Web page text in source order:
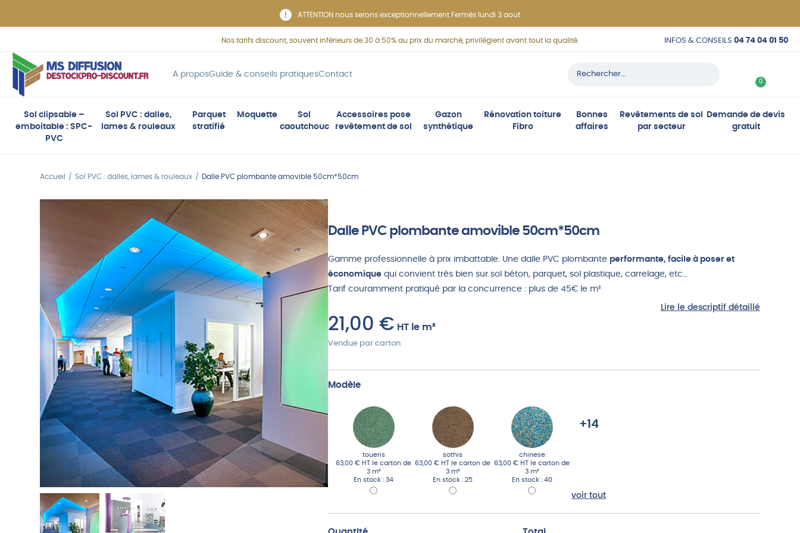
ATTENTION nous serons exceptionnellement Fermés lundi 3 aout
Nos tarifs discount, souvent inférieurs de 30 à 50% au prix du marché, privilégient avant tout la qualité. INFOS & CONSEILS 04 74 04 01 50
A proposGuide & conseils pratiquesContact Rechercher :
0
n
Sol clipsable –
emboitable : SPC-
PVC
Sol PVC : dalles,
lames & rouleaux
Parquet
stratifié
Moquette
Sol
caoutchouc
Accessoires pose
revêtement de sol
Gazon
synthétique
Rénovation toiture
Fibro
Bonnes
affaires
Revêtements de sol
par secteur
Demande de devis
gratuit
Accueil Sol PVC : dalles, lames & rouleaux Dalle PVC plombante amovible 50cm*50cm
Dalle PVC plombante amovible 50cm*50cm
Gamme professionnelle à prix imbattable. Une dalle PVC plombante performante, facile à poser et
économique qui convient très bien sur sol béton, parquet, sol plastique, carrelage, etc…
Tarif couramment pratiqué par la concurrence : plus de 45€ le m²
Lire le descriptif détaillé
21,00€ HT le m²
Vendue par carton
Modèle
toueris
63,00 € HT le carton de
3 m²
En stock : 34
sothis
63,00 € HT le carton de
3 m²
En stock : 25
chinese
63,00 € HT le carton de
3 m²
En stock : 40
+14
voir tout